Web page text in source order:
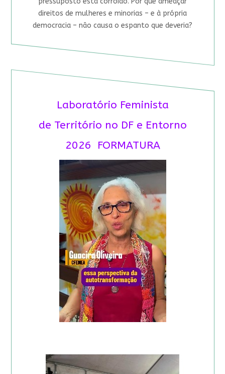
direitos de mulheres e minorias – e à própria
democracia – não causa o espanto que deveria?
Laboratório Feminista
de Território no DF e Entorno
2026 FORMATURA